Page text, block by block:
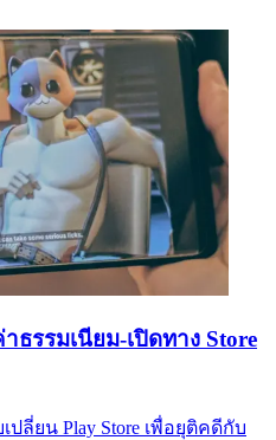
ธรรมเนียม-เปิดทาง Store
ปลี่ยน Play Store เพื่อยุติคดีกับ